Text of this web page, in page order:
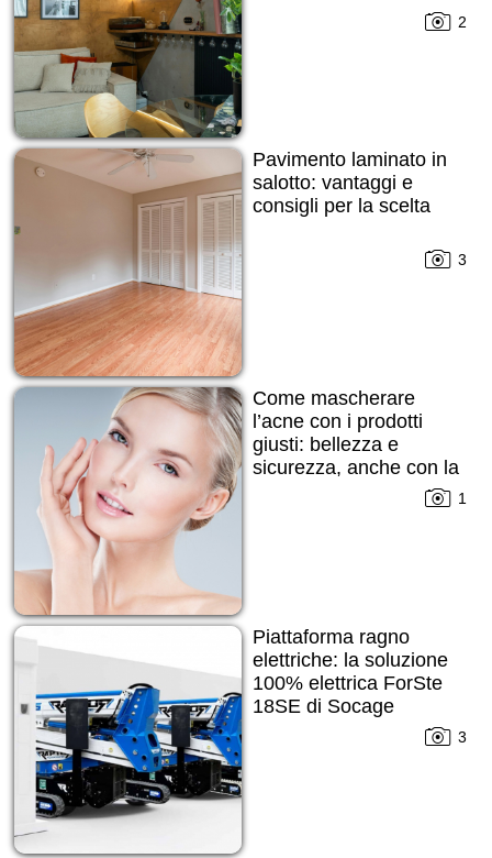
2
Pavimento laminato in
salotto: vantaggi e
consigli per la scelta
3
Come mascherare
l’acne con i prodotti
giusti: bellezza e
sicurezza, anche con la
1
Piattaforma ragno
elettriche: la soluzione
100% elettrica ForSte
18SE di Socage
3